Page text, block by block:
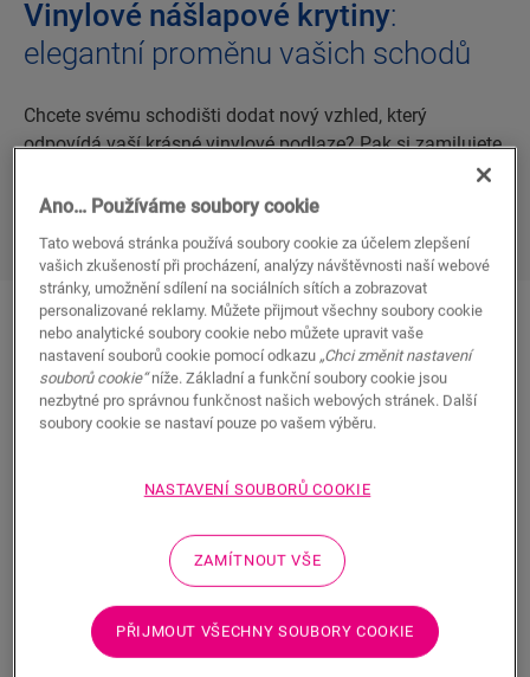
Vinylové nášlapové krytiny:
elegantní proměnu vašich schodů
Chcete svému schodišti dodat nový vzhled, který
odpovídá vaší krásné vinylové podlaze? Pak si zamilujete
způsob renovace schodů.
Vaše podlaha a schody v harmonii
Nášlapové krytiny jsouideální a nejelegantnější
řešenípři renovaci schodiště. Díkyschodu a zaoblení
bezproblémový přechod z jedné úrovně na druhou.
voděodolné, snadno se čistí a jednoduše instalují,
takže se hodí do každého interiéru.
V současné době jsou k dispozici pouze pro
Blos
&
Ano… Používáme soubory cookie
Tato webová stránka používá soubory cookie za účelem zlepšení
vašich zkušeností při procházení, analýzy návštěvnosti naší webové
stránky, umožnění sdílení na sociálních sítích a zobrazovat
personalizované reklamy. Můžete přijmout všechny soubory cookie
nebo analytické soubory cookie nebo můžete upravit vaše
nastavení souborů cookie pomocí odkazu „Chci změnit nastavení
souborů cookie“níže. Základní a funkční soubory cookie jsou
nezbytné pro správnou funkčnost našich webových stránek. Další
soubory cookie se nastaví pouze po vašem výběru.
NASTAVENÍ SOUBORŮ COOKIE
ZAMÍTNOUT VŠE
PŘIJMOUT VŠECHNY SOUBORY COOKIE